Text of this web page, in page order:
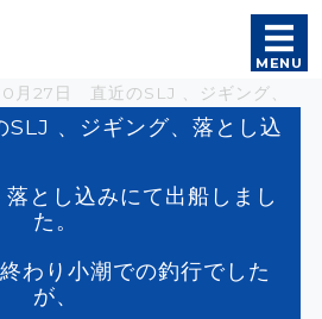
遊漁船 海宝｜オフシ
MENU
月27日 直近のSLJ 、ジギング、
、ジギング、落とし込
とし込みにて出船しまし
た。
わり小潮での釣行でした
が、